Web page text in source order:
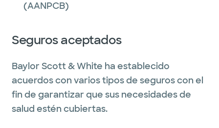
(AANPCB)
Seguros aceptados
Baylor Scott & White ha establecido
acuerdos con varios tipos de seguros con el
fin de garantizar que sus necesidades de
salud estén cubiertas.